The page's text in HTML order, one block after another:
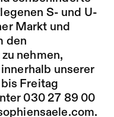
S- und U-
Markt und
den
nehmen,
unserer
Freitag
030 27 89 00
.